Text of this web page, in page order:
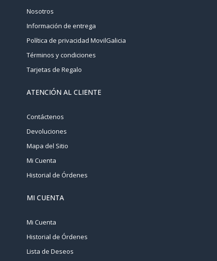
Nosotros
Información de entrega
Política de privacidad MovilGalicia
Términos y condiciones
Tarjetas de Regalo
ATENCIÓN AL CLIENTE
Contáctenos
Devoluciones
Mapa del Sitio
Mi Cuenta
Historial de Órdenes
MI CUENTA
Mi Cuenta
Historial de Órdenes
Lista de Deseos